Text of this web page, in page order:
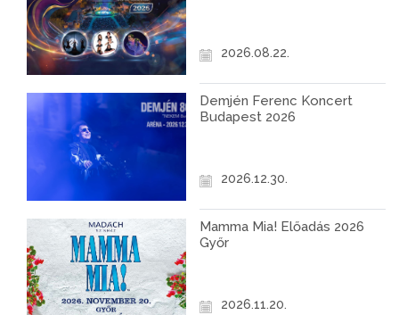
2026.08.22.
Demjén Ferenc Koncert
Budapest 2026
2026.12.30.
Mamma Mia! Előadás 2026
Győr
2026.11.20.